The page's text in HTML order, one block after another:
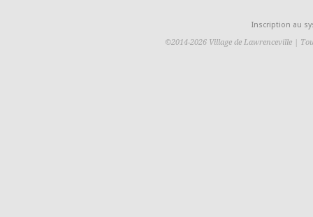
Inscription au
©2014-2026 Village de Lawrenceville |